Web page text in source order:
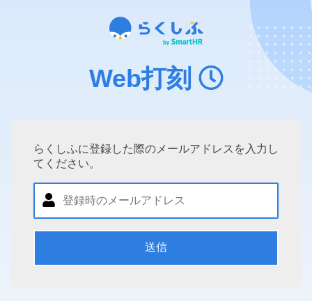
Web打刻
らくしふに登録した際のメールアドレスを入力し
てください。